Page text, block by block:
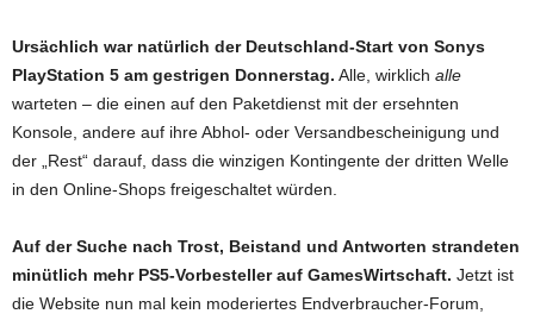
Ursächlich war natürlich der Deutschland-Start von Sonys
PlayStation 5 am gestrigen Donnerstag. Alle, wirklich alle
warteten – die einen auf den Paketdienst mit der ersehnten
Konsole, andere auf ihre Abhol- oder Versandbescheinigung und
der „Rest“ darauf, dass die winzigen Kontingente der dritten Welle
in den Online-Shops freigeschaltet würden.
Auf der Suche nach Trost, Beistand und Antworten strandeten
minütlich mehr PS5-Vorbesteller auf GamesWirtschaft. Jetzt ist
die Website nun mal kein moderiertes Endverbraucher-Forum,